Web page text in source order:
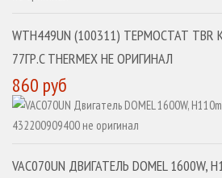
WTH449UN (100311) ТЕРМОСТАТ
77ГР.C THERMEX НЕ ОРИГИНАЛ
860 руб
VAC070UN ДВИГАТЕЛЬ DOMEL 1600W,